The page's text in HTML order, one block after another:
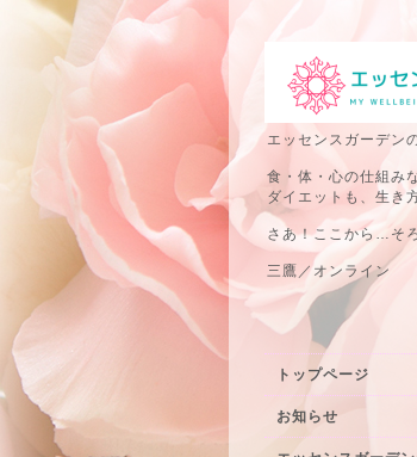
エッセンスガーデン
食・体・心の仕組み
ダイエットも、生き
さあ！ここから…そ
三鷹／オンライン
トップページ
お知らせ